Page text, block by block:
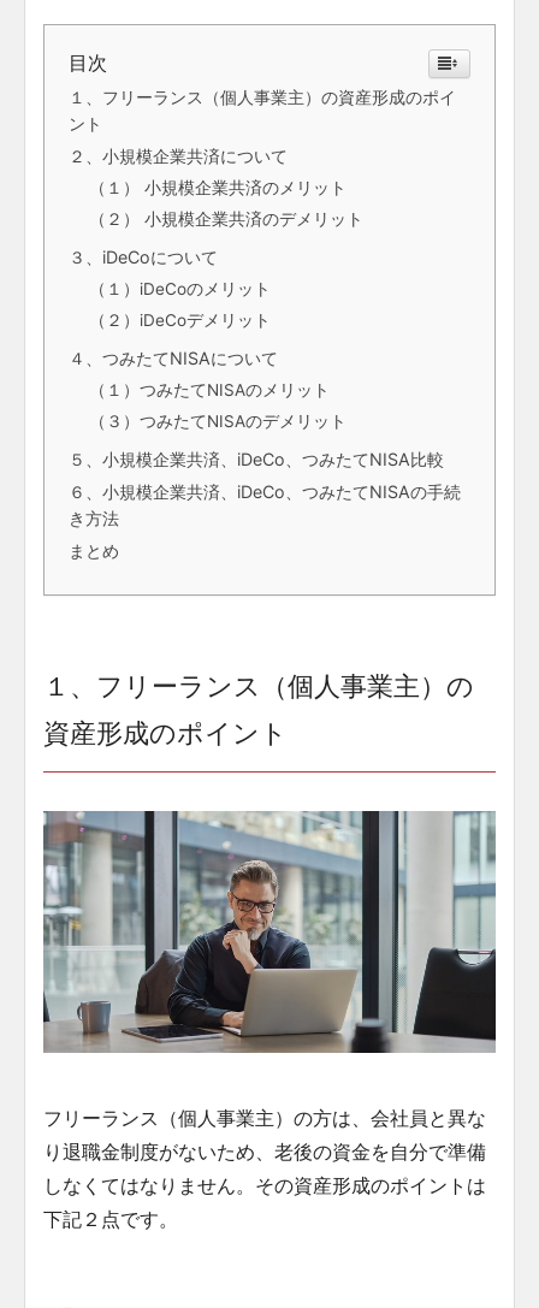
目次
１、フリーランス（個人事業主）の資産形成のポイ
ント
２、小規模企業共済について
（１） 小規模企業共済のメリット
（２） 小規模企業共済のデメリット
３、iDeCoについて
（１）iDeCoのメリット
（２）iDeCoデメリット
４、つみたてNISAについて
（１）つみたてNISAのメリット
（３）つみたてNISAのデメリット
５、小規模企業共済、iDeCo、つみたてNISA比較
６、小規模企業共済、iDeCo、つみたてNISAの手続
き方法
まとめ
１、フリーランス（個人事業主）の
資産形成のポイント
フリーランス（個人事業主）の方は、会社員と異な
り退職金制度がないため、老後の資金を自分で準備
しなくてはなりません。その資産形成のポイントは
下記２点です。